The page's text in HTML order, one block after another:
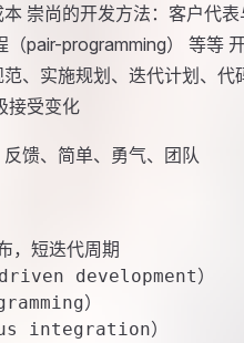
崇尚的开发方法：客户代表
pair-programming） 等等
、实施规划、迭代计划、代
接受变化
馈、简单、勇气、团队
，短迭代周期
development）
）
integration）